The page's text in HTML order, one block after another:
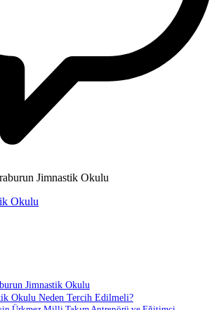
Okulu
Jimnastik Okulu
Okulu Neden Tercih Edilmeli?